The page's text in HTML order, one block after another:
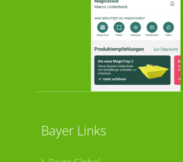
Bayer Links